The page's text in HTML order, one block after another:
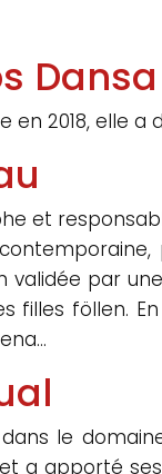
Dansa
en 2018, elle
et
validée par
filles föllen.
le
a apporté